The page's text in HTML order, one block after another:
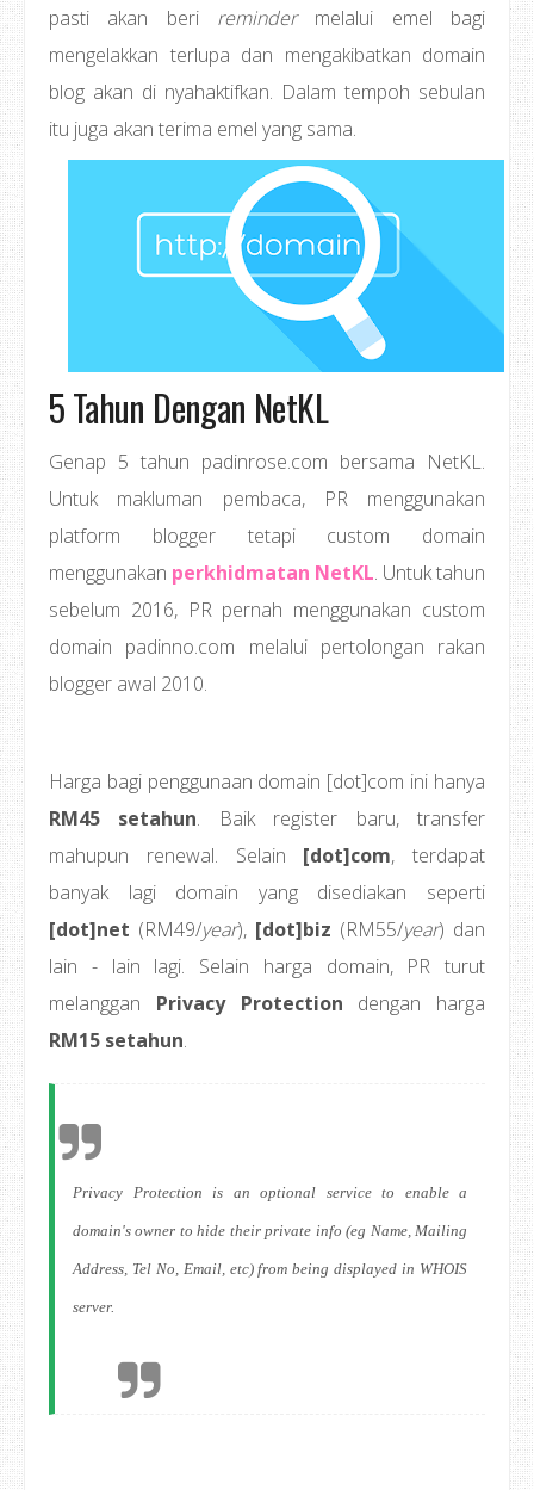
pasti akan beri remindermelalui emel bagi
mengelakkan terlupa dan mengakibatkan domain
blog akan di nyahaktifkan. Dalam tempoh sebulan
itu juga akan terima emel yang sama.
5 Tahun Dengan NetKL
Genap 5 tahun padinrose.com bersama NetKL.
Untuk makluman pembaca, PR menggunakan
platform blogger tetapi custom domain
menggunakan perkhidmatan NetKL. Untuk tahun
sebelum 2016, PR pernah menggunakan custom
domain padinno.com melalui pertolongan rakan
blogger awal 2010.
Harga bagi penggunaan domain [dot]com ini hanya
RM45 setahun. Baik register baru, transfer
mahupun renewal. Selain [dot]com, terdapat
banyak lagi domain yang disediakan seperti
[dot]net (RM49/year), [dot]biz (RM55/year) dan
lain - lain lagi. Selain harga domain, PR turut
melanggan Privacy Protection dengan harga
RM15 setahun.
Privacy Protection is an optional service to enable a
domain's owner to hide their private info (eg Name, Mailing
Address, Tel No, Email, etc) from being displayed in WHOIS
server.